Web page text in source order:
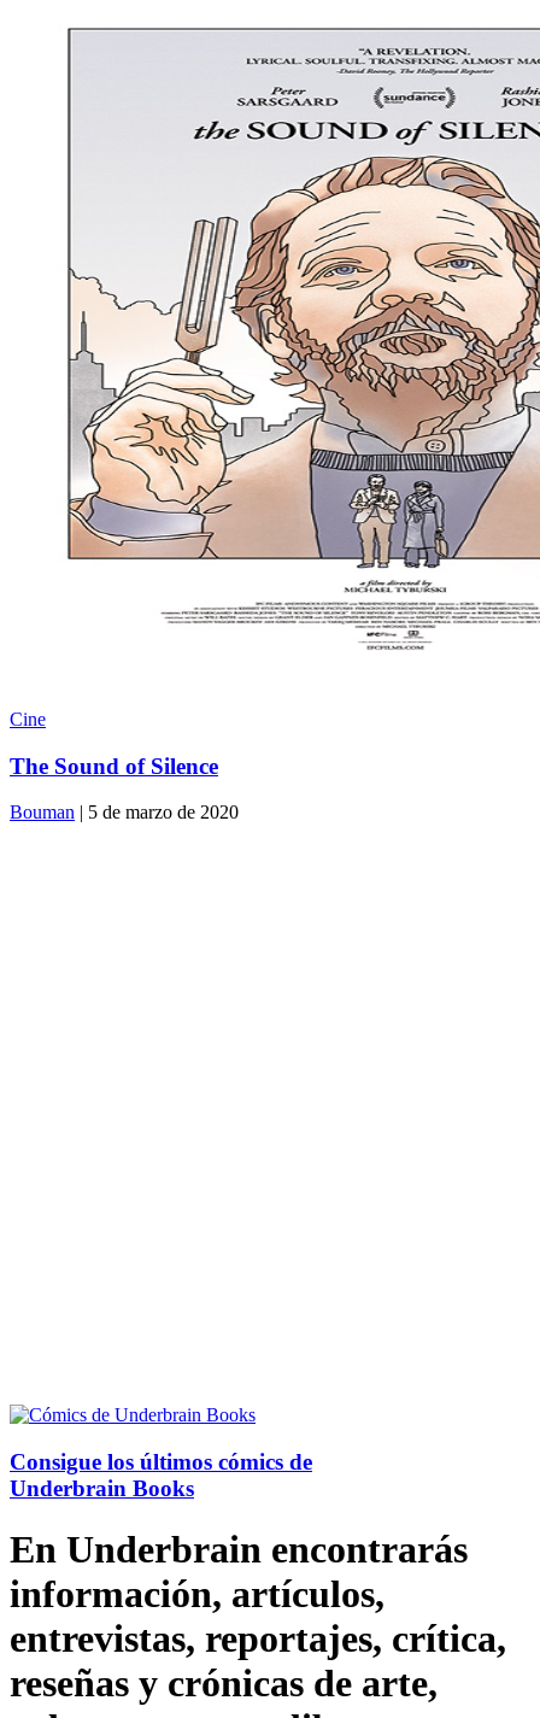
Cine
The Sound of Silence
Bouman | 5 de marzo de 2020
Consigue los últimos cómics de
Underbrain Books
En Underbrain encontrarás
información, artículos,
entrevistas, reportajes, crítica,
reseñas y crónicas de arte,